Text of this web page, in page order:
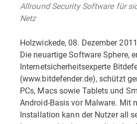
Allround Security Software für
Netz
Holzwickede, 08. Dezember
Die neuartige Software Sphere,
Internetsicherheitsexperte
(www.bitdefender.de), schützt
PCs, Macs sowie Tablets und
Android-Basis vor Malware. Mit
Installation kann der Nutzer all